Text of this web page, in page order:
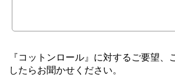
『コットンロール』に対するご要望、
したらお聞かせください。